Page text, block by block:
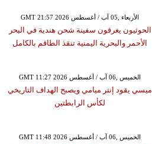
GMT 21:57 2026 الأربعاء ,05 آب / أغسطس
الحوثيون يغرقون سفينة شحن هندية في البحر
الأحمر والبحرية اليمنية تنقذ الطاقم بالكامل
GMT 11:27 2026 الخميس ,06 آب / أغسطس
ميسي يقود إنتر ميامي ويصبح الهداف التاريخي
لكأس الرابطتين
GMT 11:48 2026 الخميس ,06 آب / أغسطس